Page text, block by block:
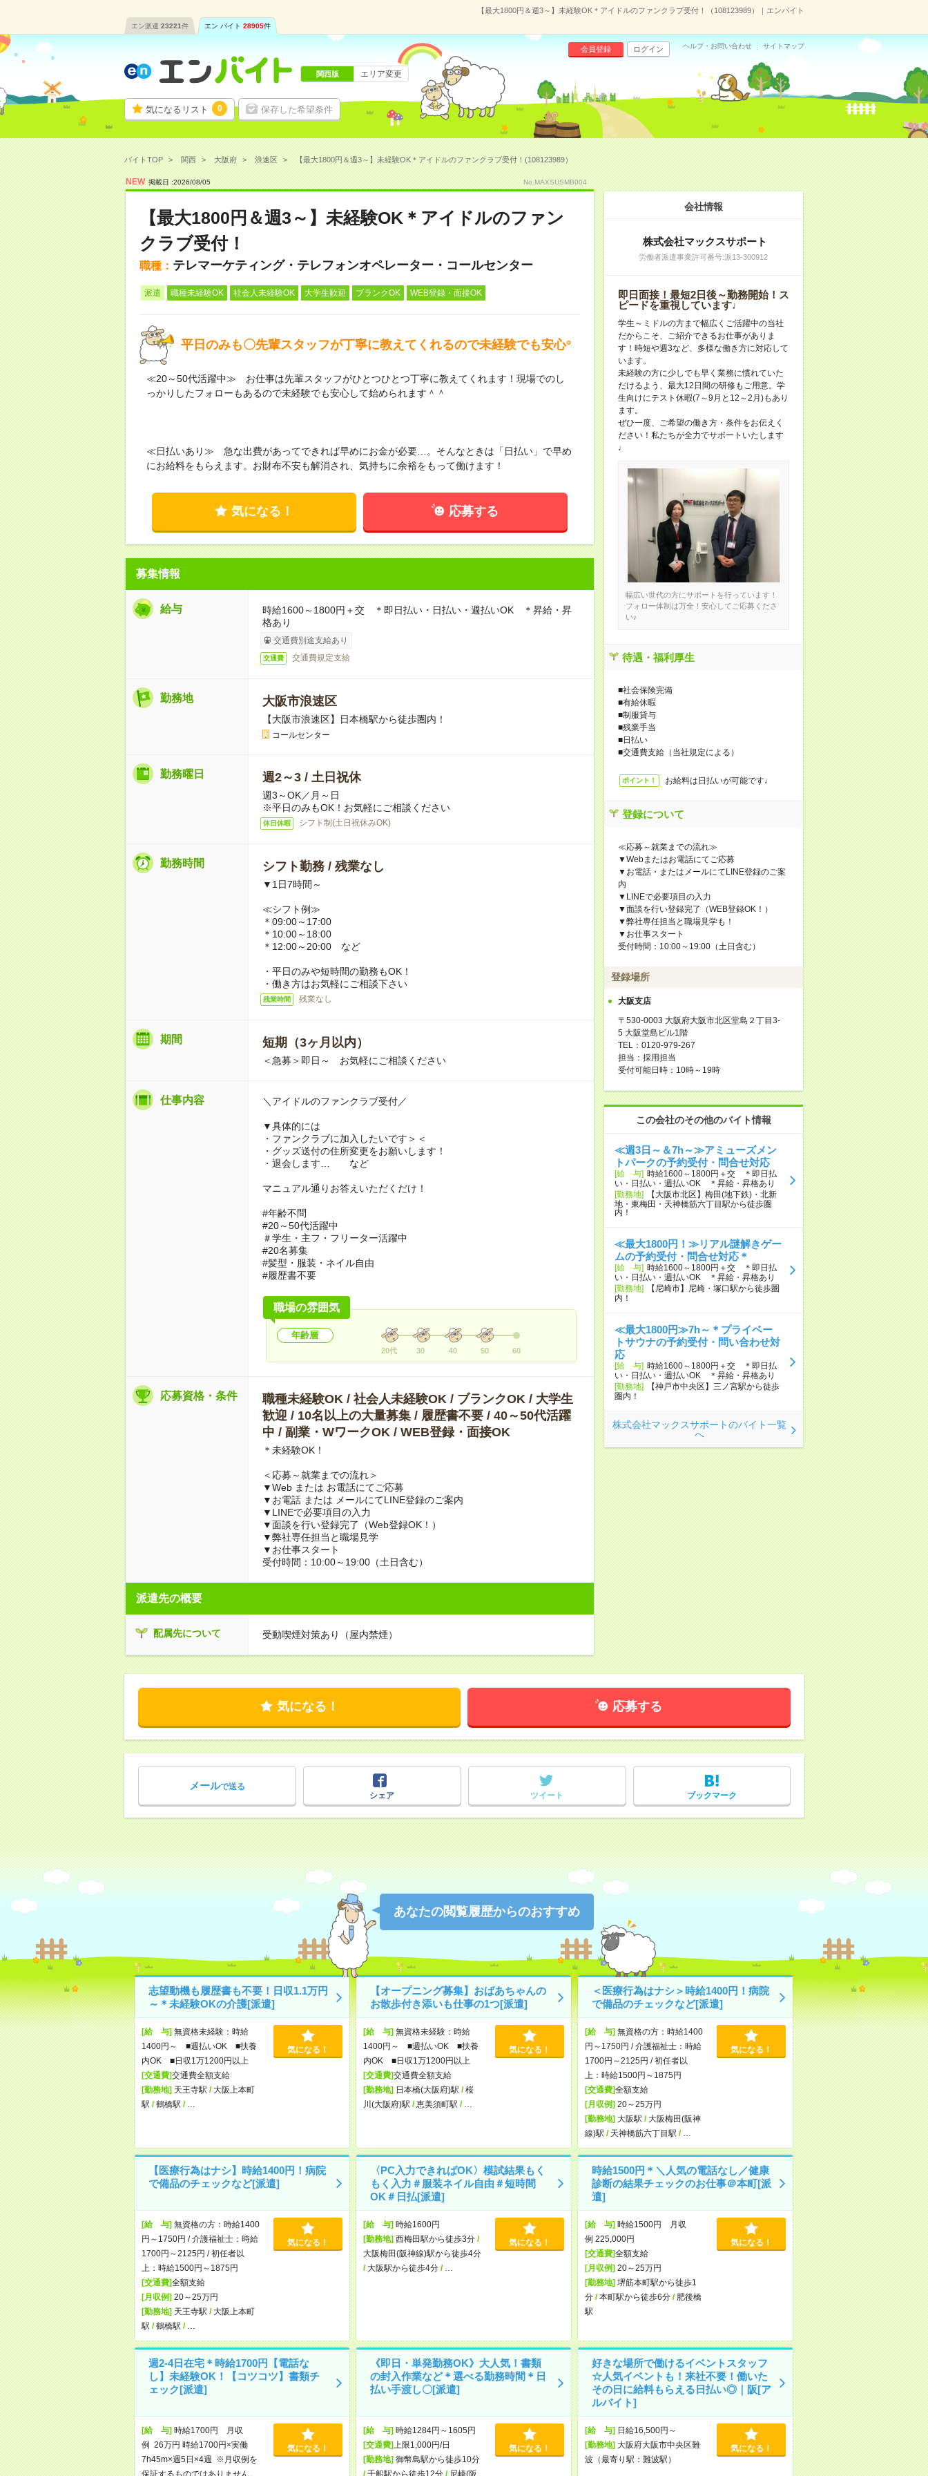
【最大1800円＆週3～】未経験OK＊アイドルのファンクラブ受付！（108123989）｜エンバイト
エン派遣 23221件 エン バイト 28905件
気になるリスト 0 保存した希望条件
会員登録 ログイン ヘルプ・お問い合わせ サイトマップ
関西版 エリア変更
バイトTOP 関西 大阪府 浪速区 【最大1800円＆週3～】未経験OK＊アイドルのファンクラブ受付！(108123989）
NEW 掲載日 :2026/08/05 No.MAXSUSMB004
【最大1800円＆週3～】未経験OK＊アイドルのファン
クラブ受付！
職種： テレマーケティング・テレフォンオペレーター・コールセンター
派遣 職種未経験OK 社会人未経験OK 大学生歓迎 ブランクOK WEB登録・面接OK
平日のみも〇先輩スタッフが丁寧に教えてくれるので未経験でも安心°
≪20～50代活躍中≫ お仕事は先輩スタッフがひとつひとつ丁寧に教えてくれます！現場でのし
っかりしたフォローもあるので未経験でも安心して始められます＾＾
≪日払いあり≫ 急な出費があってできれば早めにお金が必要…。そんなときは「日払い」で早め
にお給料をもらえます。お財布不安も解消され、気持ちに余裕をもって働けます！
気になる！ 応募する
募集情報
給与
時給1600～1800円＋交 ＊即日払い・日払い・週払いOK ＊昇給・昇
格あり
交通費別途支給あり
交通費 交通費規定支給
勤務地 大阪市浪速区
【大阪市浪速区】日本橋駅から徒歩圏内！
コールセンター
勤務曜日 週2～3 / 土日祝休
週3～OK／月～日
※平日のみもOK！お気軽にご相談ください
休日休暇 シフト制(土日祝休みOK)
勤務時間 シフト勤務 / 残業なし
▼1日7時間～
≪シフト例≫
＊09:00～17:00
＊10:00～18:00
＊12:00～20:00 など
・平日のみや短時間の勤務もOK！
・働き方はお気軽にご相談下さい
残業時間 残業なし
期間 短期（3ヶ月以内）
＜急募＞即日～ お気軽にご相談ください
仕事内容 ＼アイドルのファンクラブ受付／
▼具体的には
・ファンクラブに加入したいです＞＜
・グッズ送付の住所変更をお願いします！
・退会します… など
マニュアル通りお答えいただくだけ！
#年齢不問
#20～50代活躍中
＃学生・主フ・フリーター活躍中
#20名募集
#髪型・服装・ネイル自由
#履歴書不要
職場の雰囲気
年齢層
20代 30 40 50 60
応募資格・条件
職種未経験OK / 社会人未経験OK / ブランクOK / 大学生
歓迎 / 10名以上の大量募集 / 履歴書不要 / 40～50代活躍
中 / 副業・WワークOK / WEB登録・面接OK
＊未経験OK！
＜応募～就業までの流れ＞
▼Web または お電話にてご応募
▼お電話 または メールにてLINE登録のご案内
▼LINEで必要項目の入力
▼面談を行い登録完了（Web登録OK！）
▼弊社専任担当と職場見学
▼お仕事スタート
受付時間：10:00～19:00（土日含む）
派遣先の概要
配属先について 受動喫煙対策あり（屋内禁煙）
会社情報
株式会社マックスサポート
労働者派遣事業許可番号:派13-300912
即日面接！最短2日後～勤務開始！ス
ピードを重視しています♩
学生～ミドルの方まで幅広くご活躍中の当社
だからこそ、ご紹介できるお仕事がありま
す！時短や週3など、多様な働き方に対応して
います。
未経験の方に少しでも早く業務に慣れていた
だけるよう、最大12日間の研修もご用意。学
生向けにテスト休暇(7～9月と12～2月)もあり
ます。
ぜひ一度、ご希望の働き方・条件をお伝えく
ださい！私たちが全力でサポートいたします
♩
幅広い世代の方にサポートを行っています！
フォロー体制は万全！安心してご応募くださ
い♪
待遇・福利厚生
■社会保険完備
■有給休暇
■制服貸与
■残業手当
■日払い
■交通費支給（当社規定による）
ポイント！ お給料は日払いが可能です♩
登録について
≪応募～就業までの流れ≫
▼Webまたはお電話にてご応募
▼お電話・またはメールにてLINE登録のご案
内
▼LINEで必要項目の入力
▼面談を行い登録完了（WEB登録OK！）
▼弊社専任担当と職場見学も！
▼お仕事スタート
受付時間：10:00～19:00（土日含む）
登録場所
大阪支店
〒530-0003 大阪府大阪市北区堂島２丁目3-
5 大阪堂島ビル1階
TEL：0120-979-267
担当：採用担当
受付可能日時：10時～19時
この会社のその他のバイト情報
≪週3日～＆7h～≫アミューズメン
トパークの予約受付・問合せ対応
[給 与] 時給1600～1800円＋交 ＊即日払
い・日払い・週払いOK ＊昇給・昇格あり
[勤務地]
【大阪市北区】梅田(地下鉄)・北新
地・東梅田・天神橋筋六丁目駅から徒歩圏
内！
≪最大1800円！≫リアル謎解きゲー
ムの予約受付・問合せ対応＊
[給 与] 時給1600～1800円＋交 ＊即日払
い・日払い・週払いOK ＊昇給・昇格あり
[勤務地]
【尼崎市】尼崎・塚口駅から徒歩圏
内！
≪最大1800円≫7h～＊プライベー
トサウナの予約受付・問い合わせ対
応
[給 与] 時給1600～1800円＋交 ＊即日払
い・日払い・週払いOK ＊昇給・昇格あり
[勤務地]
【神戸市中央区】三ノ宮駅から徒歩
圏内！
株式会社マックスサポートのバイト一覧
へ
気になる！ 応募する
メールで送る
シェア
ツイート ブックマーク
あなたの閲覧履歴からのおすすめ
志望動機も履歴書も不要！日収1.1万円
～＊未経験OKの介護[派遣]
[給 与]無資格未経験：時給
1400円～ ■週払いOK ■扶養
内OK ■日収1万1200円以上
[交通費]交通費全額支給
[勤務地]天王寺駅 / 大阪上本町
駅 /鶴橋駅 /
気になる！
【オープニング募集】おばあちゃんの
お散歩付き添いも仕事の1つ[派遣]
[給 与]無資格未経験：時給
1400円～ ■週払いOK ■扶養
内OK ■日収1万1200円以上
[交通費]交通費全額支給
[勤務地]日本橋(大阪府)駅 /桜
川(大阪府)駅 /恵美須町駅 /
気になる！
＜医療行為はナシ＞時給1400円！病院
で備品のチェックなど[派遣]
[給 与]無資格の方：時給1400
円～1750円 / 介護福祉士：時給
1700円～2125円 / 初任者以
上：時給1500円～1875円
[交通費]全額支給
[月収例]20～25万円
[勤務地]大阪駅 / 大阪梅田(阪神
線)駅 / 天神橋筋六丁目駅 /
気になる！
【医療行為はナシ】時給1400円！病院
で備品のチェックなど[派遣]
[給 与]無資格の方：時給1400
円～1750円 / 介護福祉士：時給
1700円～2125円 / 初任者以
上：時給1500円～1875円
[交通費]全額支給
[月収例]20～25万円
[勤務地]天王寺駅 / 大阪上本町
駅 /鶴橋駅 /
気になる！
〈PC入力できればOK〉模試結果もく
もく入力＃服装ネイル自由＃短時間
OK＃日払[派遣]
[給 与]時給1600円
[勤務地]西梅田駅から徒歩3分/
大阪梅田(阪神線)駅から徒歩4分
/ 大阪駅から徒歩4分/
気になる！
時給1500円＊＼人気の電話なし／健康
診断の結果チェックのお仕事＠本町[派
遣]
[給 与]時給1500円 月収
例 225,000円
[交通費]全額支給
[月収例]20～25万円
[勤務地]堺筋本町駅から徒歩1
分/本町駅から徒歩6分/ 肥後橋
駅
気になる！
週2-4日在宅＊時給1700円【電話な
し】未経験OK！【コツコツ】書類チ
ェック[派遣]
[給 与]時給1700円 月収
例 26万円 時給1700円×実働
7h45m×週5日×4週 ※月収例を
保証するものではありません。
気になる！
《即日・単発勤務OK》大人気！書類
の封入作業など＊選べる勤務時間＊日
払い手渡し〇[派遣]
[給 与]時給1284円～1605円
[交通費]上限1,000円/日
[勤務地]御幣島駅から徒歩10分
/千船駅から徒歩12分/ 尼崎(阪
気になる！
好きな場所で働けるイベントスタッフ
☆人気イベントも！来社不要！働いた
その日に給料もらえる日払い◎｜阪[ア
ルバイト]
[給 与]日給16,500円～
[勤務地]大阪府大阪市中央区難
波（最寄り駅：難波駅）
気になる！